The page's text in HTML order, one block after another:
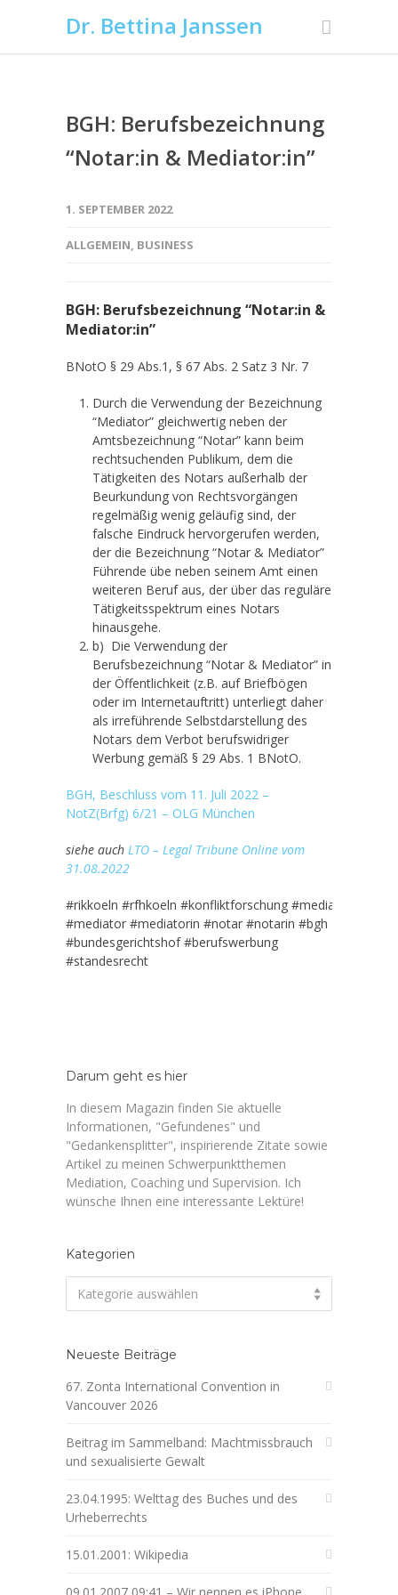
Dr. Bettina Janssen
BGH: Berufsbezeichnung
“Notar:in & Mediator:in”
1. SEPTEMBER 2022
ALLGEMEIN, BUSINESS
BGH: Berufsbezeichnung “Notar:in &
Mediator:in”
BNotO § 29 Abs.1, § 67 Abs. 2 Satz 3 Nr. 7
Durch die Verwendung der Bezeichnung
“Mediator” gleichwertig neben der
Amtsbezeichnung “Notar” kann beim
rechtsuchenden Publikum, dem die
Tätigkeiten des Notars außerhalb der
Beurkundung von Rechtsvorgängen
regelmäßig wenig geläufig sind, der
falsche Eindruck hervorgerufen werden,
der die Bezeichnung “Notar & Mediator”
Führende übe neben seinem Amt einen
weiteren Beruf aus, der über das reguläre
Tätigkeitsspektrum eines Notars
hinausgehe.
b) Die Verwendung der
Berufsbezeichnung “Notar & Mediator” in
der Öffentlichkeit (z.B. auf Briefbögen
oder im Internetauftritt) unterliegt daher
als irreführende Selbstdarstellung des
Notars dem Verbot berufswidriger
Werbung gemäß § 29 Abs. 1 BNotO.
BGH, Beschluss vom 11. Juli 2022 –
NotZ(Brfg) 6/21 – OLG München
siehe auch LTO – Legal Tribune Online vom
31.08.2022
#rikkoeln #rfhkoeln #konfliktforschung #mediation
#mediator #mediatorin #notar #notarin #bgh
#bundesgerichtshof #berufswerbung
#standesrecht
Darum geht es hier
In diesem Magazin finden Sie aktuelle
Informationen, "Gefundenes" und
"Gedankensplitter", inspirierende Zitate sowie
Artikel zu meinen Schwerpunktthemen
Mediation, Coaching und Supervision. Ich
wünsche Ihnen eine interessante Lektüre!
Kategorien
Kategorie auswählen
Neueste Beiträge
67. Zonta International Convention in
Vancouver 2026
Beitrag im Sammelband: Machtmissbrauch
und sexualisierte Gewalt
23.04.1995: Welttag des Buches und des
Urheberrechts
15.01.2001: Wikipedia